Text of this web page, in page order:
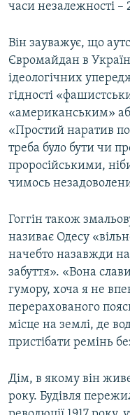
часи незалежності –
Він зауважує, що
Євромайдан в
ідеологічних
гідності
«американським»
«Простий наратив
треба було бути чи
проросійськими,
чимось
Гоггін також
називає Одесу
начебто назавжди
забуття». «Вона
гумору, хоча я не
перерахованого
місце на землі, де
пристібати ремінь
Дім, в якому він
року. Будівля